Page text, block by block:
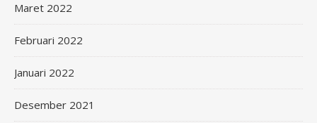
Maret 2022
Februari 2022
Januari 2022
Desember 2021